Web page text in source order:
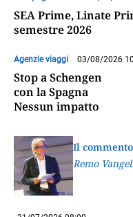
SEA Prime, Linate
semestre 2026
Agenzie viaggi 03/08/2026
Stop a Schengen
con la Spagna
Nessun impatto
Il
Remo